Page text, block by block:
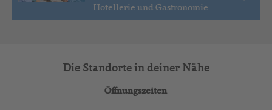
Hotellerie und Gastronomie
Die Standorte in deiner Nähe
Öffnungszeiten